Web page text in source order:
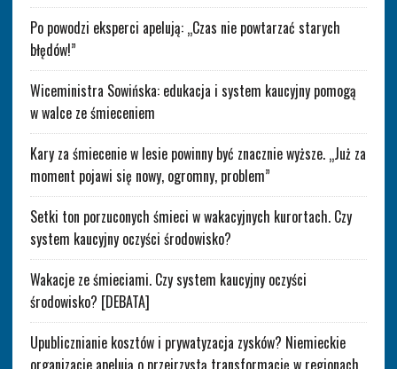
Po powodzi eksperci apelują: „Czas nie powtarzać starych
błędów!”
Wiceministra Sowińska: edukacja i system kaucyjny pomogą
w walce ze śmieceniem
Kary za śmiecenie w lesie powinny być znacznie wyższe. „Już za
moment pojawi się nowy, ogromny, problem”
Setki ton porzuconych śmieci w wakacyjnych kurortach. Czy
system kaucyjny oczyści środowisko?
Wakacje ze śmieciami. Czy system kaucyjny oczyści
środowisko? [DEBATA]
Upublicznianie kosztów i prywatyzacja zysków? Niemieckie